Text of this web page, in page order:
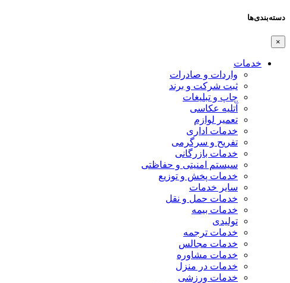
دسته‌بندی‌ها
×
خدمات
واردات و صادرات
ثبت شرکت و برند
چاپ و تبلیغات
آتلیه عکاسی
تعمیر لوازم
خدمات اداری
تفریح و سرگرمی
خدمات بازرگانی
سیستم امنیتی و حفاظتی
خدمات پخش و توزیع
سایر خدمات
خدمات حمل و نقل
خدمات بیمه
تولیدی
خدمات ترجمه
خدمات مجالس
خدمات مشاوره
خدمات در منزل
خدمات ورزشی